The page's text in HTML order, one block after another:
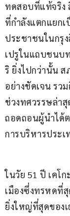
ทดสอบที่แท้จริง
ที่กำลังแตกแยก
ประชาชนในกรุ
เปรูในแถบชนบ
ริ ยิ่งไปกว่านั้น
อย่างชัดเจน รว
ช่วงทศวรรษล่า
ถอดถอนผู้นำได้
การบริหารประเ
ในวัย 51 ปี เคโ
เมืองซึ่งทรหดที่
ยิ่งใหญ่ที่สุดของเ